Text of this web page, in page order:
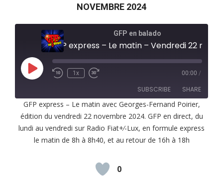
NOVEMBRE 2024
GFP en balado
Play
Episode
1x 00:00 /
SUBSCRIBE SHARE
RSS FEED
SHARE
LINK
GFP express – Le matin avec Georges-Fernand Poirier,
édition du vendredi 22 novembre 2024. GFP en direct, du
lundi au vendredi sur Radio Fiat+⁄-Lux, en formule express
le matin de 8h à 8h40, et au retour de 16h à 18h
0